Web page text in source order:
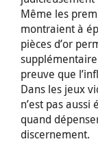
Même les
montraient à
pièces d’or
supplémentaire
preuve que
Dans les jeux
n’est pas
quand
discernement.